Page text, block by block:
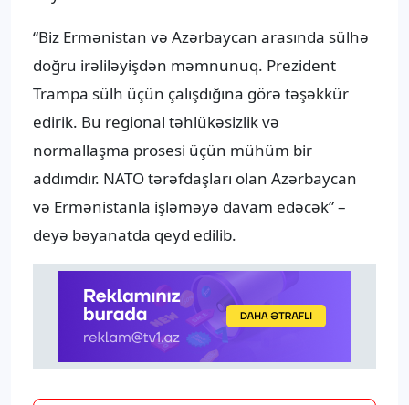
“Biz Ermənistan və Azərbaycan arasında sülhə
doğru irəliləyişdən məmnunuq. Prezident
Trampa sülh üçün çalışdığına görə təşəkkür
edirik. Bu regional təhlükəsizlik və
normallaşma prosesi üçün mühüm bir
addımdır. NATO tərəfdaşları olan Azərbaycan
və Ermənistanla işləməyə davam edəcək” –
deyə bəyanatda qeyd edilib.